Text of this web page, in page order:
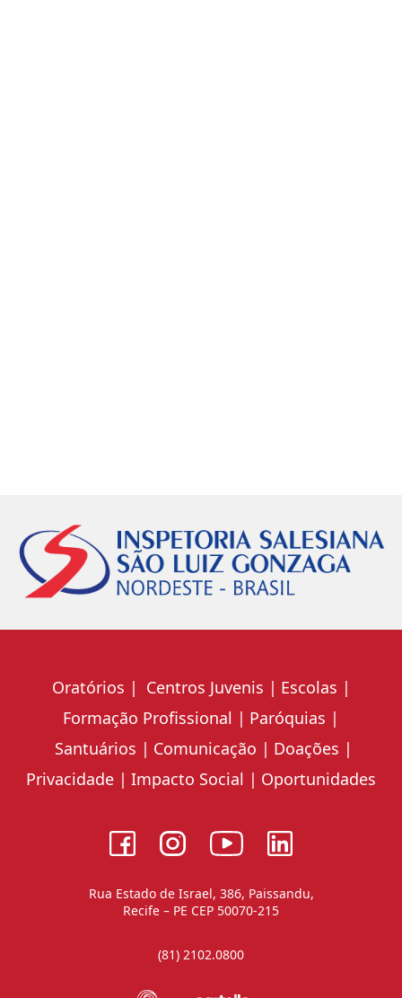
Oratórios Centros Juvenis
Escolas
Formação Profissional
Paróquias
Santuários
Comunicação
Doações
Privacidade
Impacto Social Oportunidades
Rua Estado de Israel, 386, Paissandu,
Recife – PE CEP 50070-215
(81) 2102.0800